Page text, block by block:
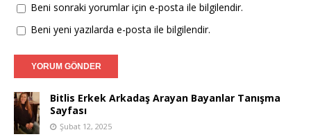
Beni sonraki yorumlar için e-posta ile bilgilendir.
Beni yeni yazılarda e-posta ile bilgilendir.
Bitlis Erkek Arkadaş Arayan Bayanlar Tanışma
Sayfası
Şubat 12, 2025